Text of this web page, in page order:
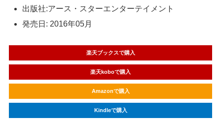
出版社:アース・スターエンターテイメント
発売日: 2016年05月
楽天ブックスで購入
楽天koboで購入
Amazonで購入
Kindleで購入